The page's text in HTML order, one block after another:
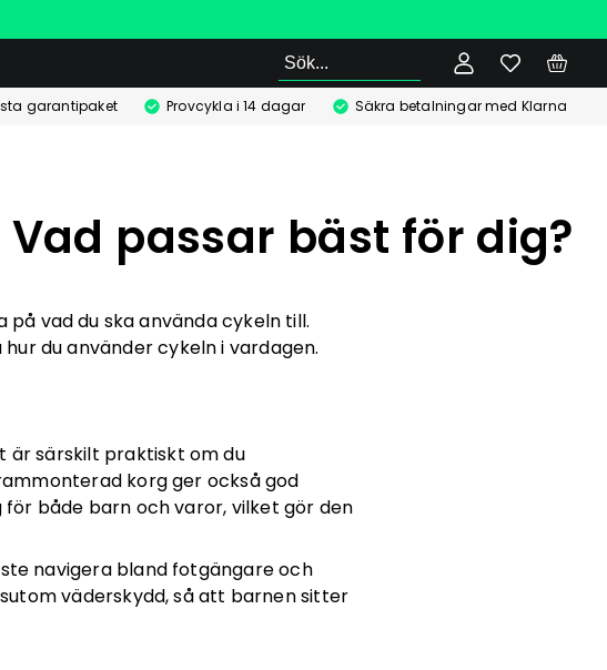
Sök
garantipaket Provcykla i 14 dagar Säkra betalningar med Klarna
passar bäst för dig?
vad du ska använda cykeln till.
du använder cykeln i vardagen.
är särskilt praktiskt om du
korg ger också god
både barn och varor, vilket gör den
navigera bland fotgängare och
väderskydd, så att barnen sitter